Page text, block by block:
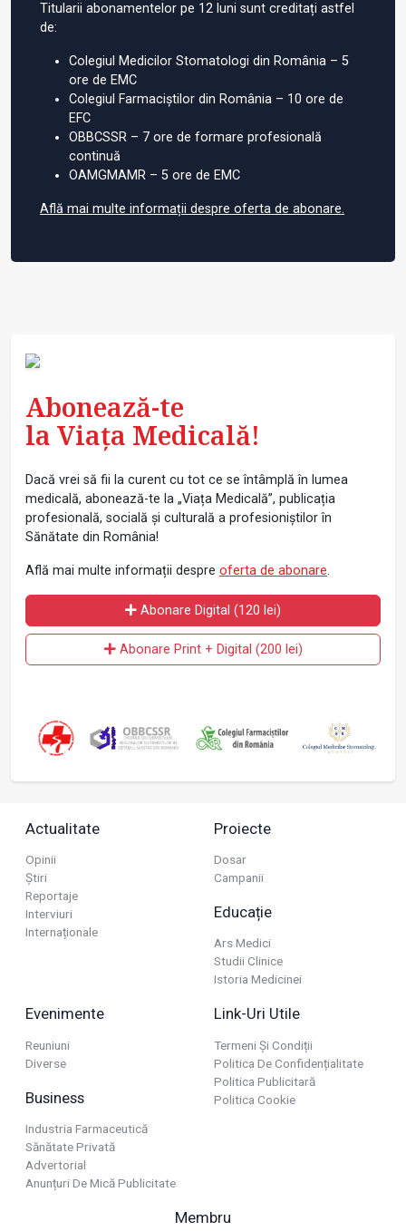
Titularii abonamentelor pe 12 luni sunt creditați astfel
de:
Colegiul Medicilor Stomatologi din România – 5
ore de EMC
Colegiul Farmaciștilor din România – 10 ore de
EFC
OBBCSSR – 7 ore de formare profesională
continuă
OAMGMAMR – 5 ore de EMC
Află mai multe informații despre oferta de abonare.
Abonează-te
la Viața Medicală!
Dacă vrei să fii la curent cu tot ce se întâmplă în lumea
medicală, abonează-te la „Viața Medicală”, publicația
profesională, socială și culturală a profesioniștilor în
Sănătate din România!
Află mai multe informații despre oferta de abonare.
Abonare Digital (120 lei)
Abonare Print + Digital (200 lei)
Actualitate
Opinii
Știri
Reportaje
Interviuri
Internaționale
Proiecte
Dosar
Campanii
Educație
Ars Medici
Studii Clinice
Istoria Medicinei
Evenimente
Reuniuni
Diverse
Business
Industria Farmaceutică
Sănătate Privată
Advertorial
Anunțuri De Mică Publicitate
Link-Uri Utile
Termeni Și Condiții
Politica De Confidențialitate
Politica Publicitară
Politica Cookie
Membru